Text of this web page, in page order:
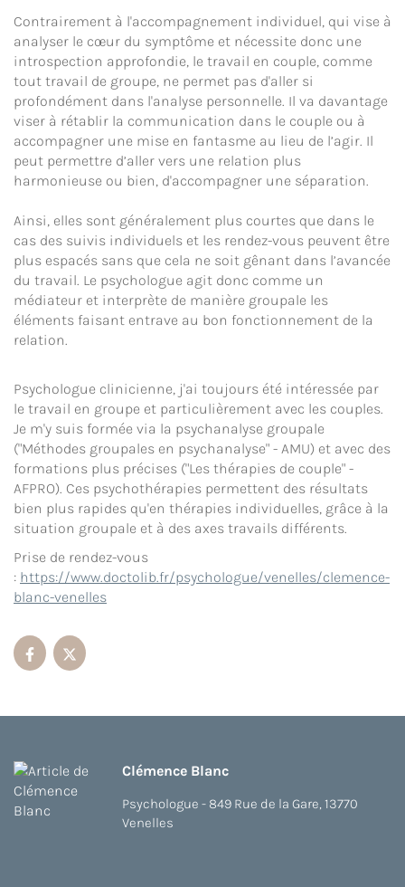
Contrairement à l'accompagnement individuel, qui vise à
analyser le cœur du symptôme et nécessite donc une
introspection approfondie, le travail en couple, comme
tout travail de groupe, ne permet pas d'aller si
profondément dans l'analyse personnelle. Il va davantage
viser à rétablir la communication dans le couple ou à
accompagner une mise en fantasme au lieu de l’agir. Il
peut permettre d’aller vers une relation plus
harmonieuse ou bien, d'accompagner une séparation.
Ainsi, elles sont généralement plus courtes que dans le
cas des suivis individuels et les rendez-vous peuvent être
plus espacés sans que cela ne soit gênant dans l’avancée
du travail. Le psychologue agit donc comme un
médiateur et interprète de manière groupale les
éléments faisant entrave au bon fonctionnement de la
relation.
Psychologue clinicienne, j'ai toujours été intéressée par
le travail en groupe et particulièrement avec les couples.
Je m'y suis formée via la psychanalyse groupale
("Méthodes groupales en psychanalyse" - AMU) et avec des
formations plus précises ("Les thérapies de couple" -
AFPRO). Ces psychothérapies permettent des résultats
bien plus rapides qu'en thérapies individuelles, grâce à la
situation groupale et à des axes travails différents.
Prise de rendez-vous
: https://www.doctolib.fr/psychologue/venelles/clemence-
blanc-venelles
Clémence Blanc
Psychologue - 849 Rue de la Gare, 13770
Venelles